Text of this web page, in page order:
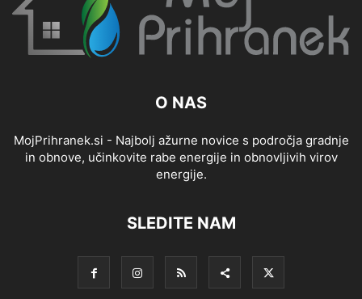
O NAS
MojPrihranek.si - Najbolj ažurne novice s področja gradnje
in obnove, učinkovite rabe energije in obnovljivih virov
energije.
SLEDITE NAM